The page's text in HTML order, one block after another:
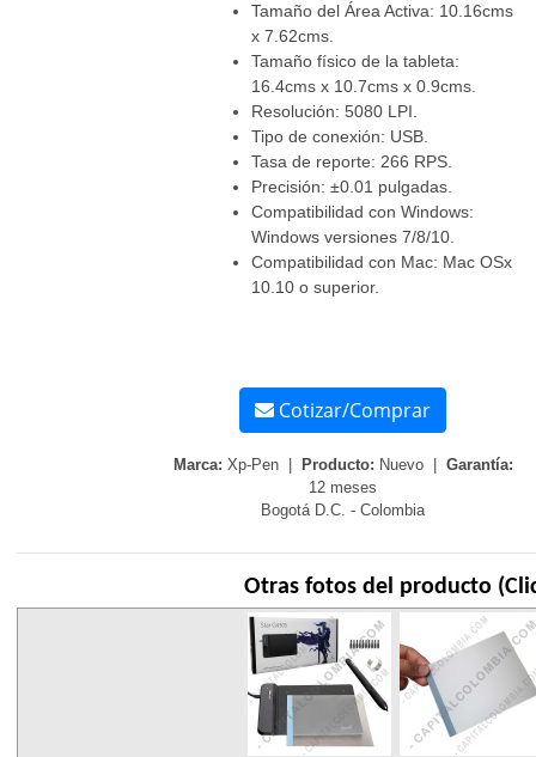
Tamaño del Área Activa: 10.16cms
x 7.62cms.
Tamaño físico de la tableta:
16.4cms x 10.7cms x 0.9cms.
Resolución: 5080 LPI.
Tipo de conexión: USB.
Tasa de reporte: 266 RPS.
Precisión: ±0.01 pulgadas.
Compatibilidad con Windows:
Windows versiones 7/8/10.
Compatibilidad con Mac: Mac OSx
10.10 o superior.
Cotizar/Comprar
Marca: Xp-Pen | Producto: Nuevo | Garantía:
12 meses
Bogotá D.C. - Colombia
Otras fotos del producto